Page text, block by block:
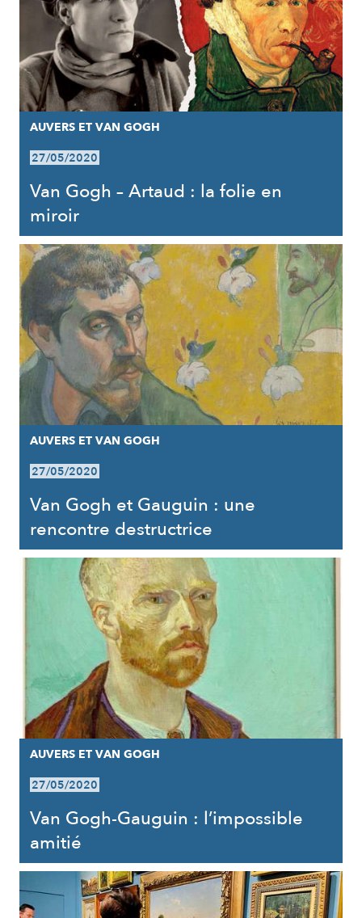
AUVERS ET VAN GOGH
27/05/2020
Van Gogh – Artaud : la folie en
miroir
AUVERS ET VAN GOGH
27/05/2020
Van Gogh et Gauguin : une
rencontre destructrice
AUVERS ET VAN GOGH
27/05/2020
Van Gogh-Gauguin : l’impossible
amitié